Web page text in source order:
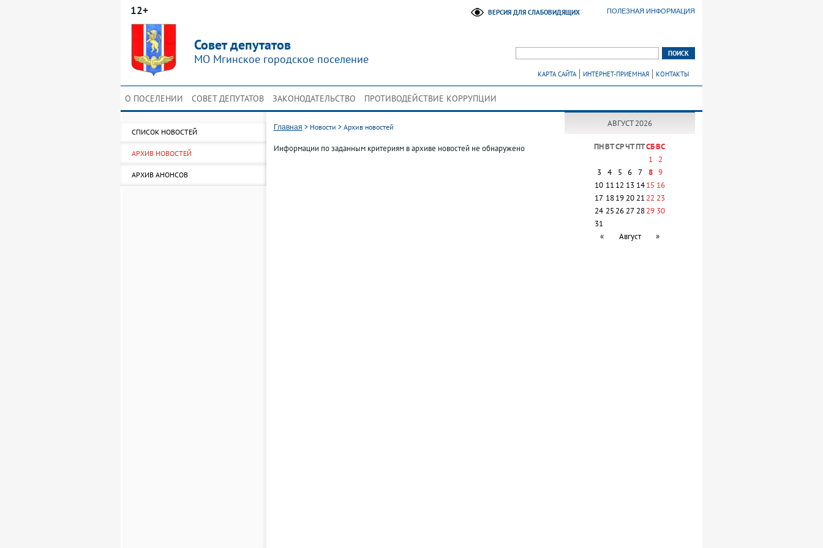
12+
Совет депутатов
МО Мгинское городское поселение
КАРТА САЙТА ИНТЕРНЕТ-ПРИЕМНАЯ КОНТАКТЫ
ВЕРСИЯ ДЛЯ СЛАБОВИДЯЩИХ ПОЛЕЗНАЯ ИНФОРМАЦИЯ
О ПОСЕЛЕНИИ СОВЕТ ДЕПУТАТОВ ЗАКОНОДАТЕЛЬСТВО ПРОТИВОДЕЙСТВИЕ КОРРУПЦИИ
СПИСОК НОВОСТЕЙ
АРХИВ НОВОСТЕЙ
АРХИВ АНОНСОВ
Главная > Новости > Архив новостей
Информации по заданным критериям в архиве новостей не обнаружено
АВГУСТ 2026
ПНВТСРЧТПТСБВС
1
2
3
4 5 6 7 8 9
10 11 12 13 1415 16
17 18192021 22 23
24 2526272829 30
31
«
Август »